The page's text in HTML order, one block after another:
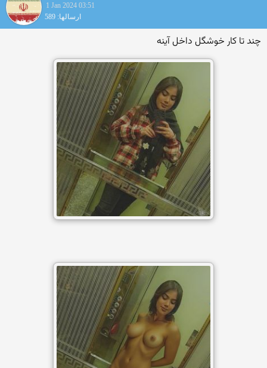
1 Jan 2024 03:51
ارسالها: 589
چند تا کار خوشگل داخل آینه